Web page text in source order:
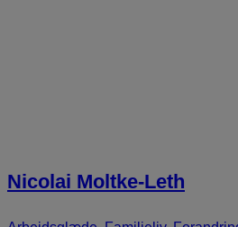
Nicolai Moltke-Leth